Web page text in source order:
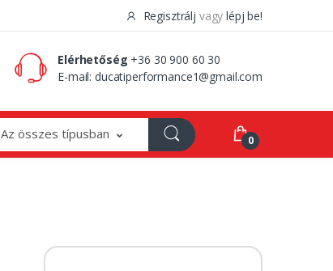
Regisztrálj vagy lépj be!
Elérhetőség +36 30 900 60 30
E-mail:ducatiperformance1@gmail.com
Az összes típusban 0